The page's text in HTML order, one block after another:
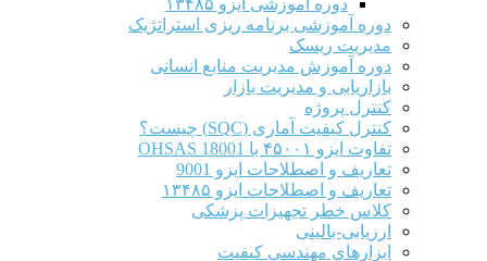
دوره آموزشی برنامه ریزی استراتژیک
مدیریت ریسک
دوره آموزش مدیریت منابع انسانی
بازاریابی و مدیریت بازار
کنترل پروژه
کنترل کیفیت آماری (SQC) چیست؟
تفاوت ایزو ۴۵۰۰۱ با OHSAS 18001
تعاریف و اصطلاحات ایزو 9001
تعاریف و اصطلاحات ایزو ۱۳۴۸۵
کلاس خطر تجهیزات پزشکی
ارزیابی-بالینی
ابزارهای مهندسی کیفیت